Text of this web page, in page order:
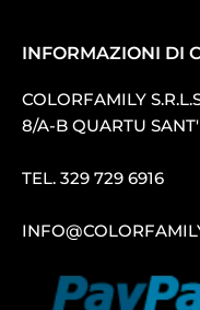
INFORMAZIONI DI
COLORFAMILY
8/A-B QUARTU
TEL. 329 729 6916